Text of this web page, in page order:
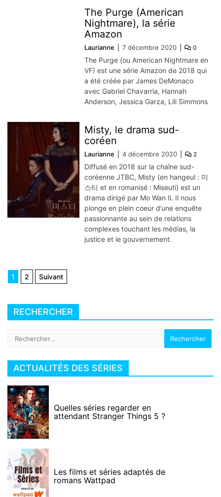
The Purge (American
Nightmare), la série
Amazon
Laurianne 7 décembre 2020 0
The Purge (ou American Nightmare en
VF) est une série Amazon de 2018 qui
a été créée par James DeMonaco
avec Gabriel Chavarria, Hannah
Anderson, Jessica Garza, Lili Simmons
Misty, le drama sud-
coréen
Laurianne 4 décembre 2020 2
Diffusé en 2018 sur la chaîne sud-
coréenne JTBC, Misty (en hangeul : 미
스티 et en romanisé : Miseuti) est un
drama dirigé par Mo Wan Il. Il nous
plonge en plein coeur d’une enquête
passionnante au sein de relations
complexes touchant les médias, la
justice et le gouvernement.
Navigation
articles
1 2 Suivant
RECHERCHER
ACTUALITÉS DES SÉRIES
Quelles séries regarder en
attendant Stranger Things 5 ?
Les films et séries adaptés de
romans Wattpad